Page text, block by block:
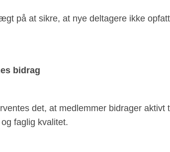
på at sikre, at nye deltagere ikke
bidrag
det, at medlemmer bidrager
faglig kvalitet.